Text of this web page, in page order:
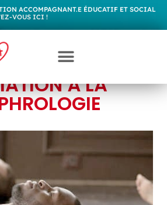
ACCOMPAGNANT.E ÉDUCATIF ET SOCIAL
EZ-VOUS ICI !
À LA